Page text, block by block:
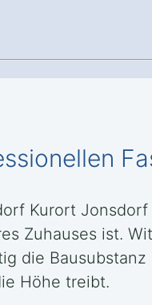
Kurort
Zuhauses ist.
die
Höhe treibt.